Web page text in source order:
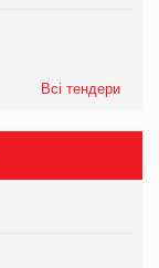
Всі тендери